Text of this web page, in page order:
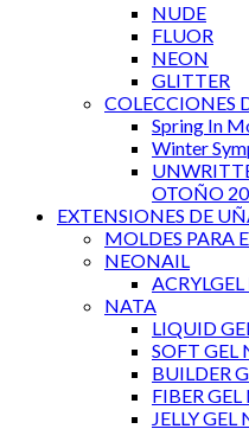
NUDE
FLUOR
NEON
GLITTER
COLECCIONES
Spring In
Winter
OTOÑO
EXTENSIONES DE
MOLDES PARA
NEONAIL
NATA
LIQUID
SOFT GEL
BUILDER
FIBER
JELLY GEL